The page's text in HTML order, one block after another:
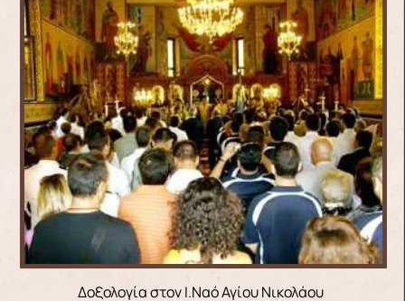
Δοξολογία στον Ι.Ναό Αγίου Νικολάου